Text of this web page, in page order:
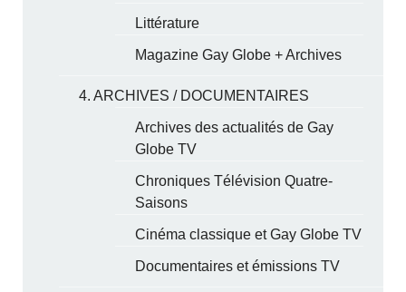
Littérature
Magazine Gay Globe + Archives
4. ARCHIVES / DOCUMENTAIRES
Archives des actualités de Gay
Globe TV
Chroniques Télévision Quatre-
Saisons
Cinéma classique et Gay Globe TV
Documentaires et émissions TV